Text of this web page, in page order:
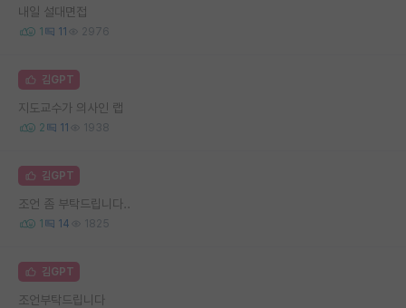
내일 설대면접
1 11 2976
김GPT
지도교수가 의사인 랩
2 11 1938
김GPT
조언 좀 부탁드립니다..
1 14 1825
김GPT
조언부탁드립니다